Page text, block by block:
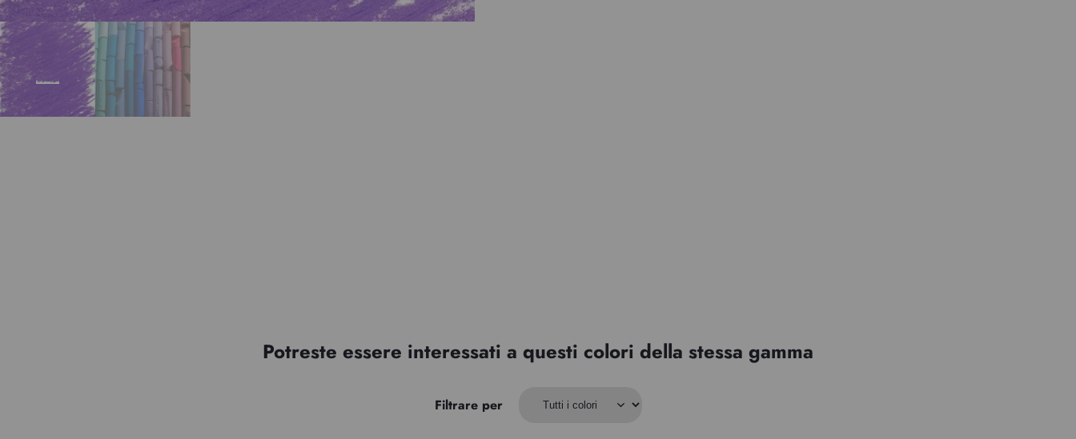
Potreste essere interessati a questi colori della stessa gamma
Filtrare per